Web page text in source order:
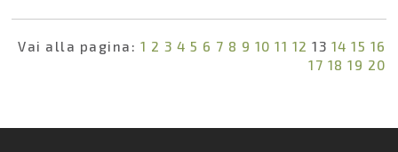
Vai alla pagina: 1 2 3 4 5 6 7 8 9 10 11 12 13 14 15 16
17 18 19 20